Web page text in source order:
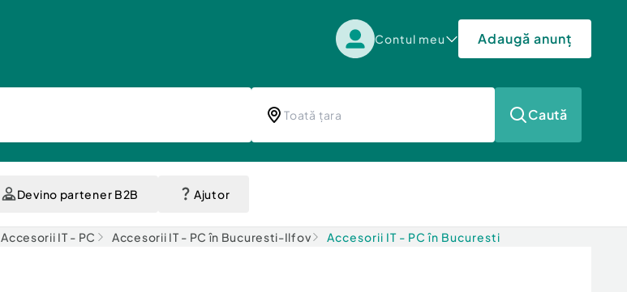
Contul meu Adaugă anunț
Caută
Devino partener B2B Ajutor
Accesorii IT - PC Accesorii IT - PC în Bucuresti-Ilfov Accesorii IT - PC în Bucuresti